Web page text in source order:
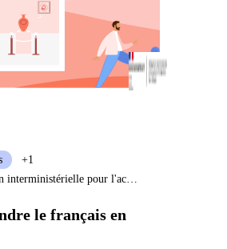
le français en
+1
Délégation interministérielle pour l'accueil et l'intégration des réfugiés